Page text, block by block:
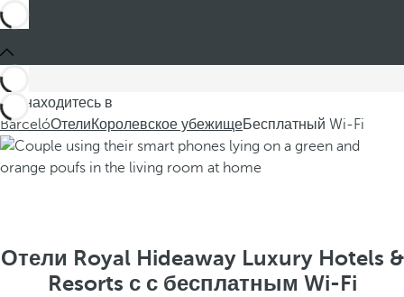
Вы находитесь в
BarcelóОтелиКоролевское убежищеБесплатный Wi-Fi
Отели Royal Hideaway Luxury Hotels &
Resorts с с бесплатным Wi-Fi